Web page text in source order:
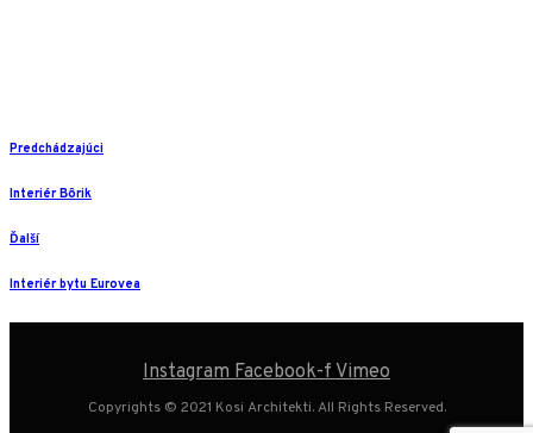
Predchádzajúci
Interiér Bôrik
Ďalší
Interiér bytu Eurovea
Instagram Facebook-f Vimeo
Copyrights © 2021 Kosi Architekti. All Rights Reserved.